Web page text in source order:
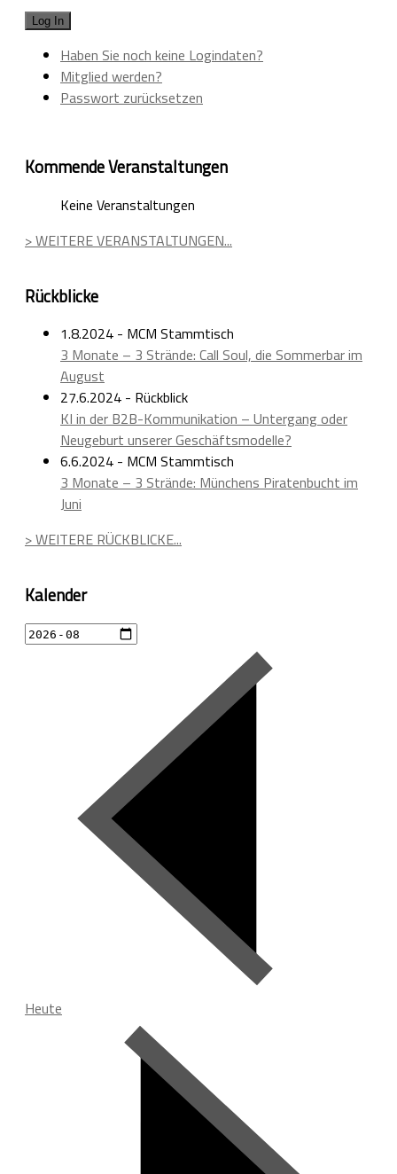
Haben Sie noch keine Logindaten?
Mitglied werden?
Passwort zurücksetzen
Kommende Veranstaltungen
Keine Veranstaltungen
> WEITERE VERANSTALTUNGEN...
Rückblicke
1.8.2024 - MCM Stammtisch
3 Monate – 3 Strände: Call Soul, die Sommerbar im
August
27.6.2024 - Rückblick
KI in der B2B-Kommunikation – Untergang oder
Neugeburt unserer Geschäftsmodelle?
6.6.2024 - MCM Stammtisch
3 Monate – 3 Strände: Münchens Piratenbucht im
Juni
> WEITERE RÜCKBLICKE...
Kalender
Heute